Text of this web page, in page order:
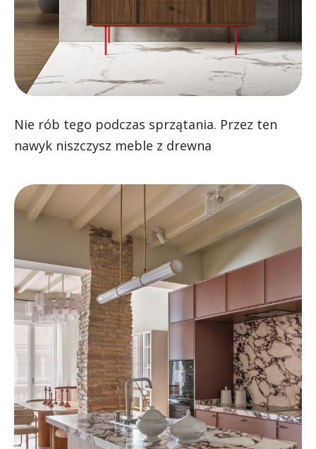
Nie rób tego podczas sprzątania. Przez ten
nawyk niszczysz meble z drewna